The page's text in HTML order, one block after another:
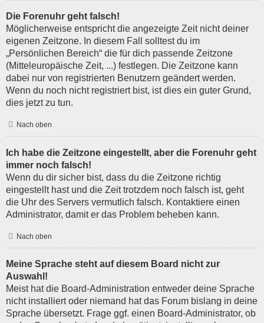
Die Forenuhr geht falsch!
Möglicherweise entspricht die angezeigte Zeit nicht deiner
eigenen Zeitzone. In diesem Fall solltest du im
„Persönlichen Bereich“ die für dich passende Zeitzone
(Mitteleuropäische Zeit, ...) festlegen. Die Zeitzone kann
dabei nur von registrierten Benutzern geändert werden.
Wenn du noch nicht registriert bist, ist dies ein guter Grund,
dies jetzt zu tun.
Nach oben
Ich habe die Zeitzone eingestellt, aber die Forenuhr geht
immer noch falsch!
Wenn du dir sicher bist, dass du die Zeitzone richtig
eingestellt hast und die Zeit trotzdem noch falsch ist, geht
die Uhr des Servers vermutlich falsch. Kontaktiere einen
Administrator, damit er das Problem beheben kann.
Nach oben
Meine Sprache steht auf diesem Board nicht zur
Auswahl!
Meist hat die Board-Administration entweder deine Sprache
nicht installiert oder niemand hat das Forum bislang in deine
Sprache übersetzt. Frage ggf. einen Board-Administrator, ob